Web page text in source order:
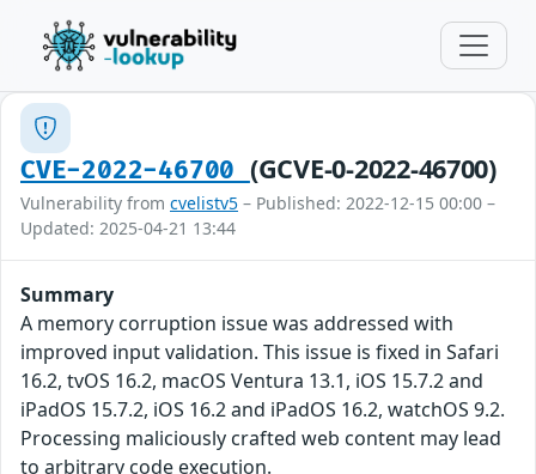
CVE-2022-46700 (GCVE-0-2022-46700)
Vulnerability from cvelistv5 – Published: 2022-12-15 00:00 –
Updated: 2025-04-21 13:44
Summary
A memory corruption issue was addressed with
improved input validation. This issue is fixed in Safari
16.2, tvOS 16.2, macOS Ventura 13.1, iOS 15.7.2 and
iPadOS 15.7.2, iOS 16.2 and iPadOS 16.2, watchOS 9.2.
Processing maliciously crafted web content may lead
to arbitrary code execution.